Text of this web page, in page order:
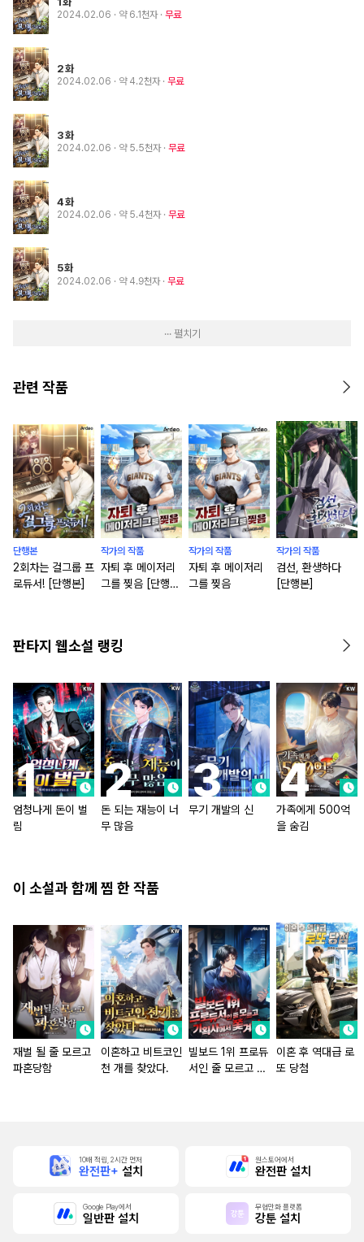
2024.02.06 · 약 6.1천자 무료
2화
2024.02.06 · 약 4.2천자 무료
3화
2024.02.06 · 약 5.5천자 무료
4화
2024.02.06 · 약 5.4천자 무료
5화
2024.02.06 · 약 4.9천자 무료
··· 펼치기
관련 작품
단행본
2회차는 걸그룹 프
로듀서! [단행본]
작가의 작품
자퇴 후 메이저리
그를 찢음 [단행
작가의 작품
자퇴 후 메이저리
그를 찢음
작가의 작품
검선, 환생하다
[단행본]
판타지 웹소설 랭킹
엄청나게 돈이 벌
림
돈 되는 재능이 너
무 많음
무기 개발의 신
가족에게 500억
을 숨김
이 소설과 함께 찜 한 작품
재벌 될 줄 모르고
파혼당함
이혼하고 비트코인
천 개를 찾았다.
빌보드 1위 프로듀
서인 줄 모르고 기
이혼 후 역대급 로
또 당첨
10배 적립, 2시간 먼저
완전판+ 설치
원스토어에서
완전판 설치
Google Play에서
일반판 설치
무협만화 플랫폼
강툰 설치